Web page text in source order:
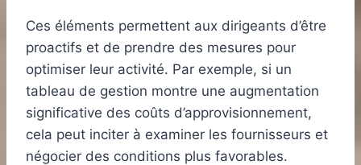
Ces éléments permettent aux dirigeants d’être
proactifs et de prendre des mesures pour
optimiser leur activité. Par exemple, si un
tableau de gestion montre une augmentation
significative des coûts d’approvisionnement,
cela peut inciter à examiner les fournisseurs et
négocier des conditions plus favorables.